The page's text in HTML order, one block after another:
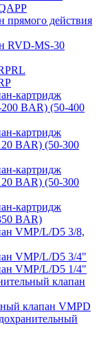
прямого действия
RVD-MS-30
картридж
BAR) (50-400
картридж
BAR) (50-300
картридж
BAR) (50-300
картридж
BAR)
VMP/L/D5 3/8,
VMP/L/D5 3/4"
VMP/L/D5 1/4"
клапан
клапан VMPD